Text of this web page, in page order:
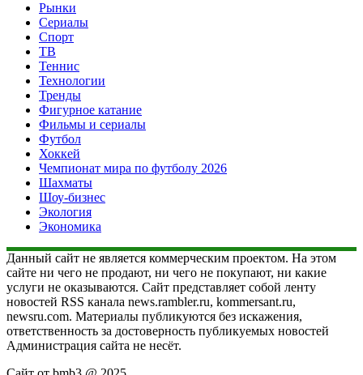
Рынки
Сериалы
Спорт
ТВ
Теннис
Технологии
Тренды
Фигурное катание
Фильмы и сериалы
Футбол
Хоккей
Чемпионат мира по футболу 2026
Шахматы
Шоу-бизнес
Экология
Экономика
Данный сайт не является коммерческим проектом. На этом
сайте ни чего не продают, ни чего не покупают, ни какие
услуги не оказываются. Сайт представляет собой ленту
новостей RSS канала news.rambler.ru, kommersant.ru,
newsru.com. Материалы публикуются без искажения,
ответственность за достоверность публикуемых новостей
Администрация сайта не несёт.